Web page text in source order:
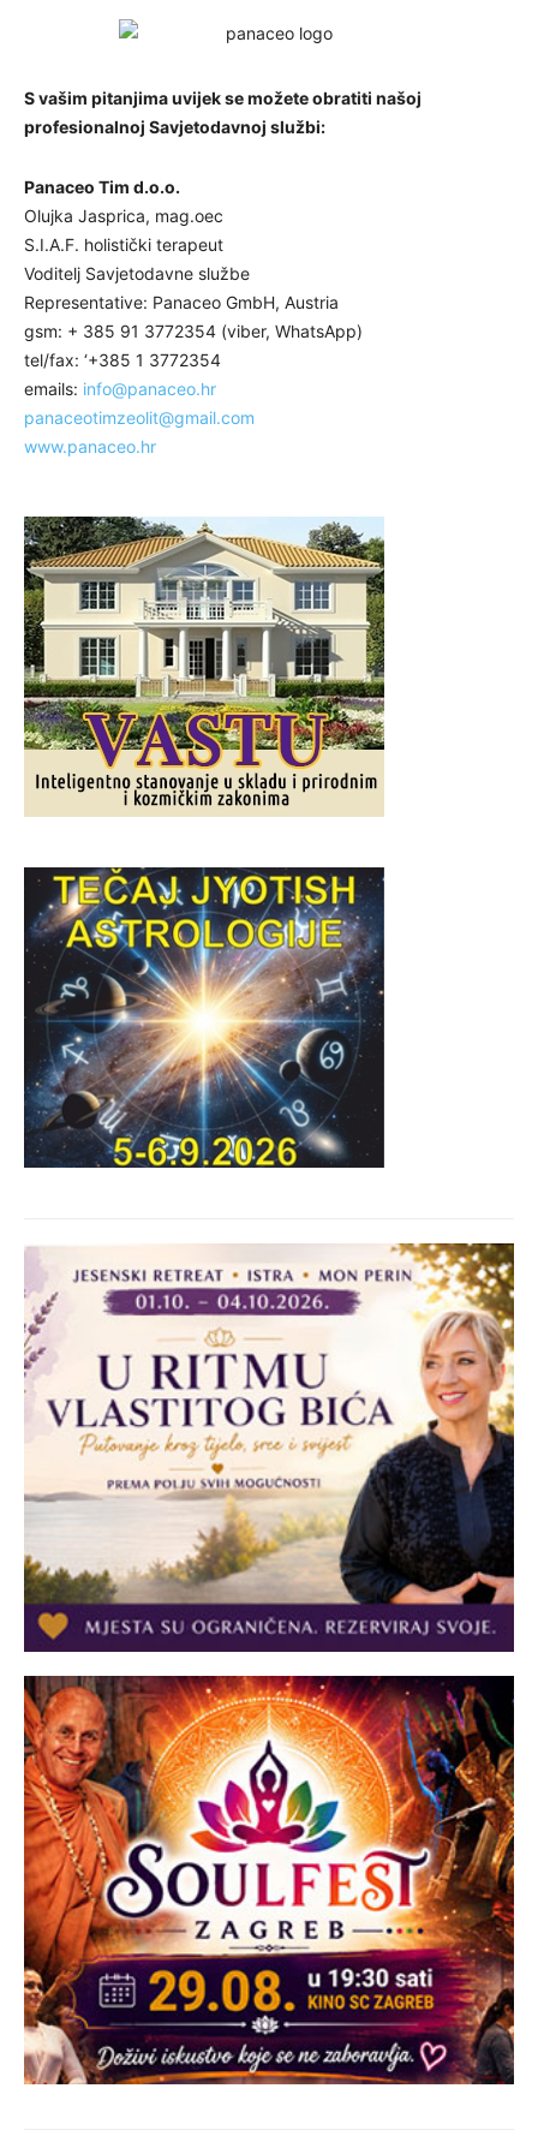
S vašim pitanjima uvijek se možete obratiti našoj
profesionalnoj Savjetodavnoj službi:
Panaceo Tim d.o.o.
Olujka Jasprica, mag.oec
S.I.A.F. holistički terapeut
Voditelj Savjetodavne službe
Representative: Panaceo GmbH, Austria
gsm: + 385 91 3772354 (viber, WhatsApp)
tel/fax: ‘+385 1 3772354
emails: info@panaceo.hr
panaceotimzeolit@gmail.com
www.panaceo.hr